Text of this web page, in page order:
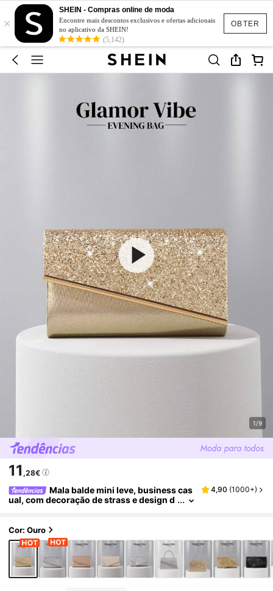
OBTER
×
SHEIN - Compras online de moda
Encontre mais descontos exclusivos e ofertas adicionais
no aplicativo da SHEIN!
(5,142)
1/9
11 ,28€
Mala balde mini leve, business cas
ual, com decoração de strass e design d
4,90 (1000+)
Cor: Ouro